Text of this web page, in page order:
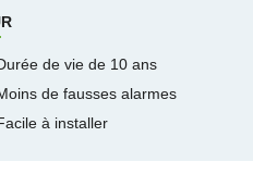
de vie de 10 ans
de fausses alarmes
à installer